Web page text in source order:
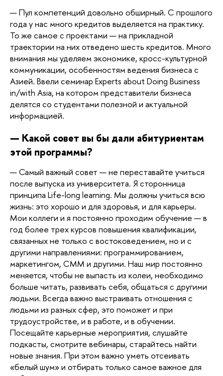
— Пул компетенций довольно обширный. С прошлого
года у нас много кредитов выделяется на практику.
То же самое с проектами — на прикладной
траектории на них отведено шесть кредитов. Много
внимания мы уделяем экономике, кросс-культурной
коммуникации, особенностям ведения бизнеса с
Азией. Ввели семинар Experts about Doing Business
in/with Asia, на котором представители бизнеса
делятся со студентами полезной и актуальной
информацией.
— Какой совет вы бы дали абитуриентам
этой программы?
— Самый важный совет — не переставайте учиться
после выпуска из университета. Я сторонница
принципа Life-long learning. Мы должны учиться всю
жизнь: это хорошо и для здоровья, и для карьеры.
Мои коллеги и я постоянно проходим обучение — в
год более трех курсов повышения квалификации,
связанных не только с востоковедением, но и с
другими направлениями: программированием,
маркетингом, СММ и другими. Наш мир постоянно
меняется, чтобы не выпасть из колеи, необходимо
больше читать, развивать себя, общаться с другими
людьми. Всегда важно выстраивать отношения с
людьми из разных сфер, это поможет и при
трудоустройстве, и в работе, и в обучении.
Посещайте карьерные мероприятия, слушайте
подкасты, смотрите вебинары, старайтесь найти
новые знания. При этом важно уметь отсеивать
«белый шум» и отбирать только самое важное для